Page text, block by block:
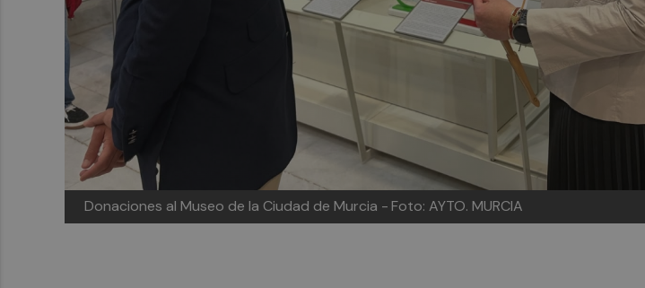
Donaciones al Museo de la Ciudad de Murcia -Foto: AYTO. MURCIA